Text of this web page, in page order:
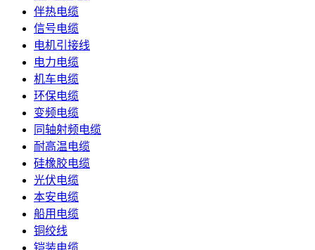
伴热电缆
信号电缆
电机引接线
电力电缆
机车电缆
环保电缆
变频电缆
同轴射频电缆
耐高温电缆
硅橡胶电缆
光伏电缆
本安电缆
船用电缆
铜绞线
铠装电缆